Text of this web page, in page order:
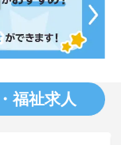
福祉求人